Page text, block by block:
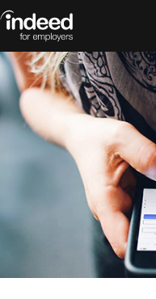
Inicio del contenido principal